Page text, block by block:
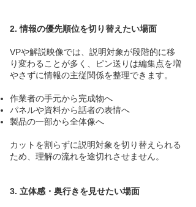
2. 情報の優先順位を切り替えたい場面
VPや解説映像では、説明対象が段階的に移
り変わることが多く、ピン送りは編集点を増
やさずに情報の主従関係を整理できます。
作業者の手元から完成物へ
パネルや資料から話者の表情へ
製品の一部から全体像へ
カットを割らずに説明対象を切り替えられる
ため、理解の流れを途切れさせません。
3. 立体感・奥行きを見せたい場面